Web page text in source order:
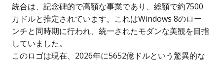
統合は、記念碑的で高額な事業であり、総額で約7500
万ドルと推定されています。これはWindows 8のロー
ンチと同時期に行われ、統一されたモダンな美観を目指
していました。
このロゴは現在、2026年に5652億ドルという驚異的な